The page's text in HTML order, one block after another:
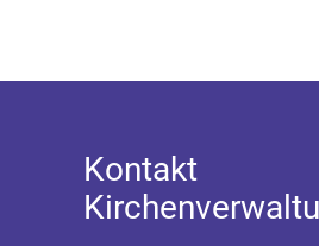
Kontakt